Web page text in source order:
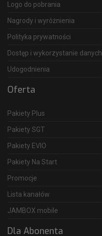
Logo do pobrania
Nagrody i wyróżnienia
Polityka prywatności
Dostęp i wykorzystanie danych
Udogodnienia
Oferta
Pakiety Plus
Pakiety SGT
Pakiety EVIO
Pakiety Na Start
Promocje
Lista kanałów
JAMBOX mobile
Dla Abonenta